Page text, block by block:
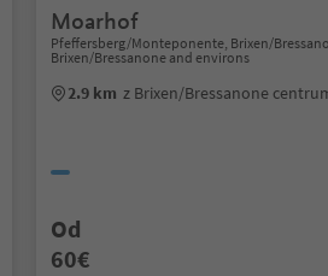
Moarhof
Pfeffersberg/Monteponente, Brixen/
Brixen/Bressanone and environs
2.9 km z Brixen/Bressanone
Od
60€